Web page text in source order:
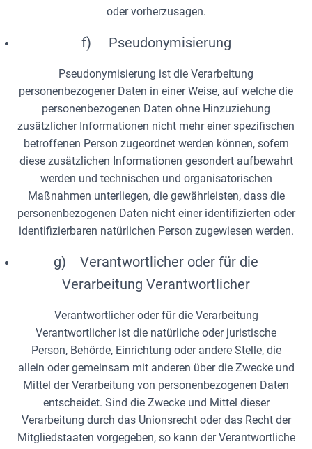
oder vorherzusagen.
f) Pseudonymisierung
Pseudonymisierung ist die Verarbeitung
personenbezogener Daten in einer Weise, auf welche die
personenbezogenen Daten ohne Hinzuziehung
zusätzlicher Informationen nicht mehr einer spezifischen
betroffenen Person zugeordnet werden können, sofern
diese zusätzlichen Informationen gesondert aufbewahrt
werden und technischen und organisatorischen
Maßnahmen unterliegen, die gewährleisten, dass die
personenbezogenen Daten nicht einer identifizierten oder
identifizierbaren natürlichen Person zugewiesen werden.
g) Verantwortlicher oder für die
Verarbeitung Verantwortlicher
Verantwortlicher oder für die Verarbeitung
Verantwortlicher ist die natürliche oder juristische
Person, Behörde, Einrichtung oder andere Stelle, die
allein oder gemeinsam mit anderen über die Zwecke und
Mittel der Verarbeitung von personenbezogenen Daten
entscheidet. Sind die Zwecke und Mittel dieser
Verarbeitung durch das Unionsrecht oder das Recht der
Mitgliedstaaten vorgegeben, so kann der Verantwortliche